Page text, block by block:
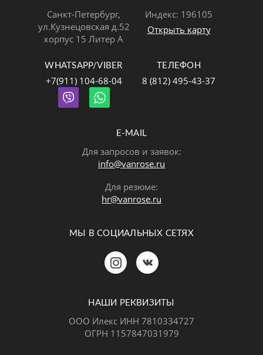
Санкт-Петербург,
ул.Кузнецовская д.52
корпус 15 Литер А
Индекс: 196105
Открыть карту
WHATSAPP/VIBER
+7(911) 104-68-04
ТЕЛЕФОН
8 (812) 495-43-37
E-MAIL
Для запросов и заявок:
info@vanrose.ru
Для резюме:
hr@vanrose.ru
МЫ В СОЦИАЛЬНЫХ СЕТЯХ
НАШИ РЕКВИЗИТЫ
ООО Илекс ИНН 7810334727
ОГРН 1157847031979
Позвонить Telegram